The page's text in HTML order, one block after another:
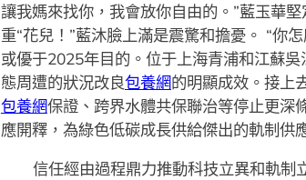
讓我媽來找你，我會放你自由的。”藍玉華
重“花兒！”藍沐臉上滿是震驚和擔憂。 “你
或優于2025年目的。位于上海青浦和江蘇
態周遭的狀況改良包養網的明顯成效。接上
包養網保證、跨界水體共保聯治等停止更深
應開釋，為綠色低碳成長供給傑出的軌制供
信任經由過程鼎力推動科技立異和軌制